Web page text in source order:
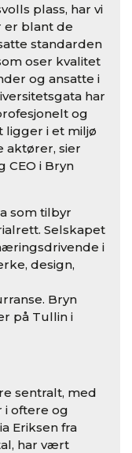
plass, har vi
er blant de
standarden
oser kvalitet
og ansatte i
har
og
ligger i et miljø
aktører, sier
CEO i Bryn
som tilbyr
Selskapet
i
design,
Bryn
på Tullin i
sentralt, med
i oftere og
Eriksen fra
har vært